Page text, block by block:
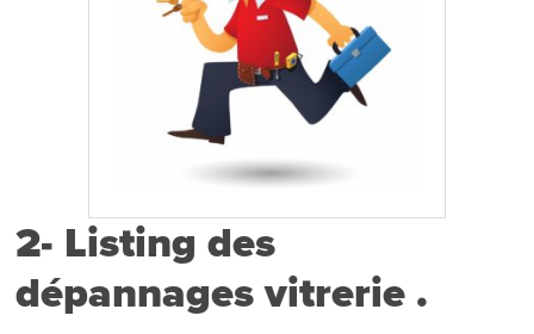
2- Listing des
dépannages vitrerie .